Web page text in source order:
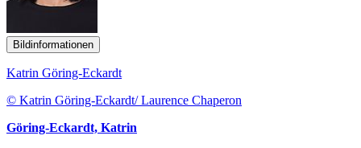
Bildinformationen
Katrin Göring-Eckardt
© Katrin Göring-Eckardt/ Laurence Chaperon
Göring-Eckardt, Katrin